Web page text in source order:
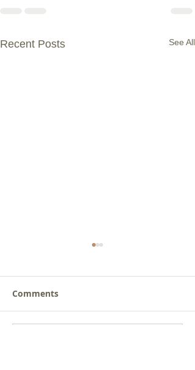
Recent Posts See All
Comments